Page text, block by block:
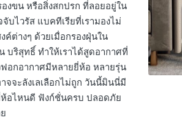
งขน หรือสิ่งสกปรก ที่ลอยอยู่ใน
บไวรัส แบคทีเรียที่เรามองไม่
ค์ต่างๆ ด้วยเมื่อกรองฝุ่นใน
บริสุทธิ์ ทำให้เราได้สูดอากาศที่
อกอากาศมีหลายยี่ห้อ หลายรุ่น
จะลังเลเลือกไม่ถูก วันนี้มินนี่มี
ห้อไหนดี ฟังก์ชั่นครบ ปลอดภัย